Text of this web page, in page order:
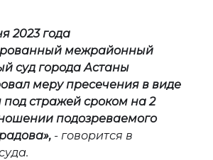
2023 года
межрайонный
суд города Астаны
меру пресечения в виде
стражей сроком на 2
подозреваемого
», - говорится в